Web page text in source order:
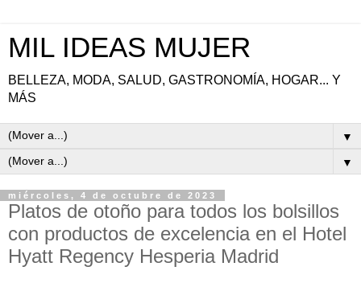
MIL IDEAS MUJER
BELLEZA, MODA, SALUD, GASTRONOMÍA, HOGAR... Y
MÁS
▼
▼
miércoles, 4 de octubre de 2023
Platos de otoño para todos los bolsillos
con productos de excelencia en el Hotel
Hyatt Regency Hesperia Madrid